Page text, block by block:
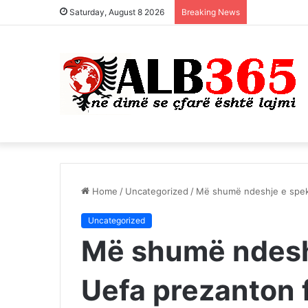
Saturday, August 8 2026 Breaking News
Home / Uncategorized / Më shumë ndeshje e
Uncategorized
Më shumë
Uefa prezanton